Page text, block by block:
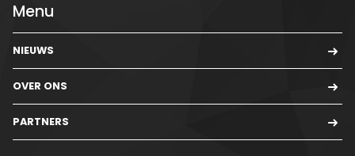
Menu
NIEUWS
OVER ONS
PARTNERS